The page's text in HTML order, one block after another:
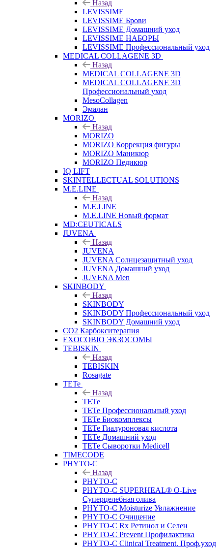
Назад
LEVISSIME
LEVISSIME Брови
LEVISSIME Домашний уход
LEVISSIME НАБОРЫ
LEVISSIME Профессиональный уход
MEDICAL COLLAGENE 3D
Назад
MEDICAL COLLAGENE 3D
MEDICAL COLLAGENE 3D
Профессиональный уход
MesoCollagen
Эмалан
MORIZO
Назад
MORIZO
MORIZO Коррекция фигуры
MORIZO Маникюр
MORIZO Педикюр
IQ LIFT
SKINTELLECTUAL SOLUTIONS
M.E.LINE
Назад
M.E.LINE
M.E.LINE Новый формат
MD:CEUTICALS
JUVENA
Назад
JUVENA
JUVENA Солнцезащитный уход
JUVENA Домашний уход
JUVENA Men
SKINBODY
Назад
SKINBODY
SKINBODY Профессиональный уход
SKINBODY Домашний уход
CO2 Карбокситерапия
EXOCOBIO ЭКЗОСОМЫ
TEBISKIN
Назад
TEBISKIN
Rosagate
TETe
Назад
TETe
TETe Профессиональный уход
TETe Биокомплексы
TETe Гиалуроновая кислота
TETe Домашний уход
TETe Сыворотки Medicell
TIMECODE
PHYTO-C
Назад
PHYTO-C
PHYTO-C SUPERHEAL® O-Live
Суперцелебная олива
PHYTO-C Moisturize Увлажнение
PHYTO-C Очищение
PHYTO-C Rx Ретинол и Селен
PHYTO-C Prevent Профилактика
PHYTO-C Clinical Treatment. Проф.уход